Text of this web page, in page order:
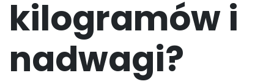
kilogramów i
nadwagi?